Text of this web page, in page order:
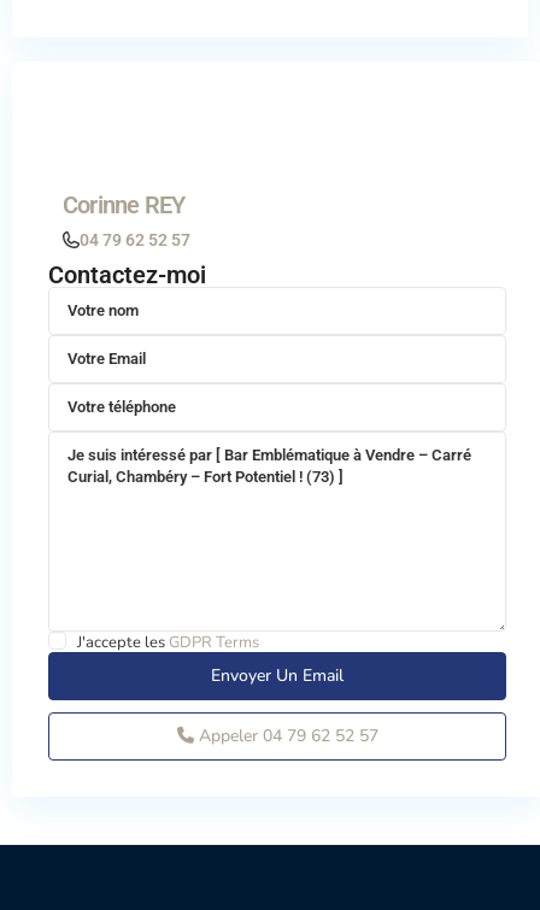
Corinne REY
04 79 62 52 57
Contactez-moi
J'accepte les GDPR Terms
Appeler 04 79 62 52 57